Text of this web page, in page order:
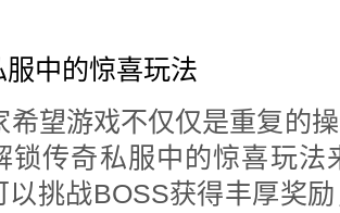
中的惊喜玩法
游戏不仅仅是重复的操
锁传奇私服中的惊喜玩法
以挑战BOSS获得丰厚奖